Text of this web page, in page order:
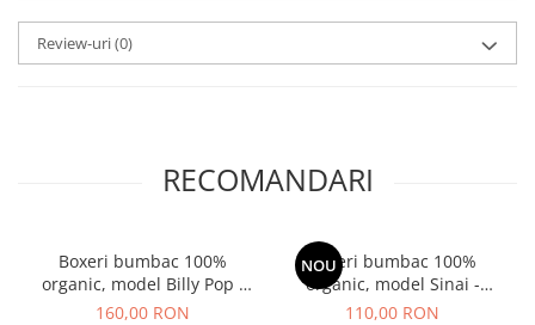
Review-uri(0)
RECOMANDARI
Boxeri bumbac 100%
organic, model Billy Pop -
diverse marimi
160,00 RON
NOU
Boxeri bumbac 100%
organic, model Sinai -
diverse marimi
110,00 RON